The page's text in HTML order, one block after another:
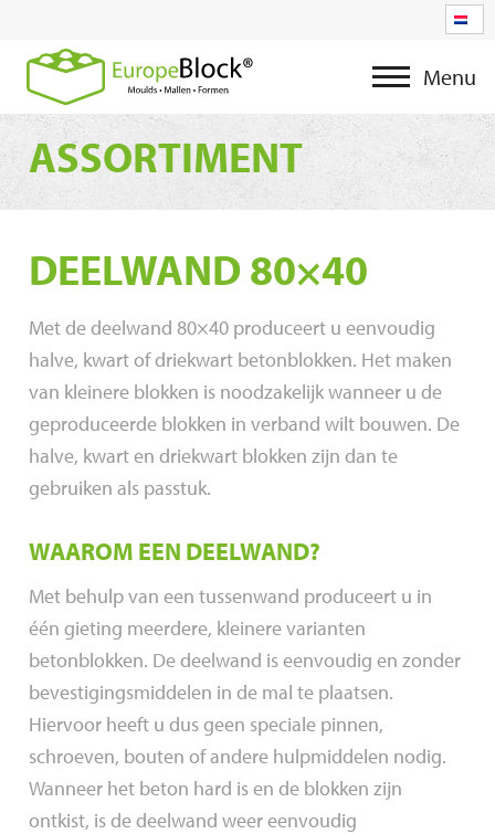
Menu
ASSORTIMENT
DEELWAND 80×40
Met de deelwand 80×40 produceert u eenvoudig
halve, kwart of driekwart betonblokken. Het maken
van kleinere blokken is noodzakelijk wanneer u de
geproduceerde blokken in verband wilt bouwen. De
halve, kwart en driekwart blokken zijn dan te
gebruiken als passtuk.
WAAROM EEN DEELWAND?
Met behulp van een tussenwand produceert u in
één gieting meerdere, kleinere varianten
betonblokken. De deelwand is eenvoudig en zonder
bevestigingsmiddelen in de mal te plaatsen.
Hiervoor heeft u dus geen speciale pinnen,
schroeven, bouten of andere hulpmiddelen nodig.
Wanneer het beton hard is en de blokken zijn
ontkist, is de deelwand weer eenvoudig